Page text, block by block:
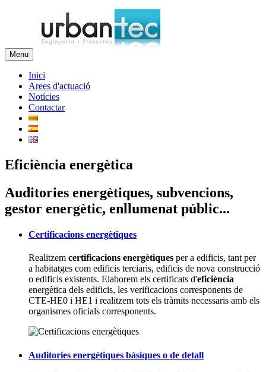
Menu
Inici
Arees d'actuació
Notícies
Contactar
Eficiència energètica
Auditories energètiques, subvencions,
gestor energètic, enllumenat públic...
Certificacions energètiques
Realitzem certificacions energètiques per a edificis, tant per
a habitatges com edificis terciaris, edificis de nova construcció
o edificis existents. Elaborem els certificats d'eficiència
energètica dels edificis, les verificacions corresponents de
CTE-HE0 i HE1 i realitzem tots els tràmits necessaris amb els
organismes oficials corresponents.
Auditories energètiques bàsiques o de detall